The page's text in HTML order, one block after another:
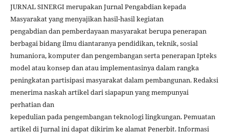
JURNAL SINERGI merupakan Jurnal Pengabdian kepada
Masyarakat yang menyajikan hasil-hasil kegiatan
pengabdian dan pemberdayaan masyarakat berupa penerapan
berbagai bidang ilmu diantaranya pendidikan, teknik, sosial
humaniora, komputer dan pengembangan serta penerapan Ipteks
model atau konsep dan atau implementasinya dalam rangka
peningkatan partisipasi masyarakat dalam pembangunan. Redaksi
menerima naskah artikel dari siapapun yang mempunyai
perhatian dan
kepedulian pada pengembangan teknologi lingkungan. Pemuatan
artikel di Jurnal ini dapat dikirim ke alamat Penerbit. Informasi